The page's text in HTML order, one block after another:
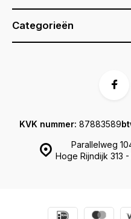
Categorieën
Parallelweg
Hoge Rijndijk 313
KVK nummer: 87883589